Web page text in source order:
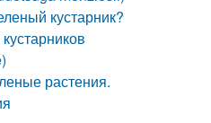
кустарник?
растения.